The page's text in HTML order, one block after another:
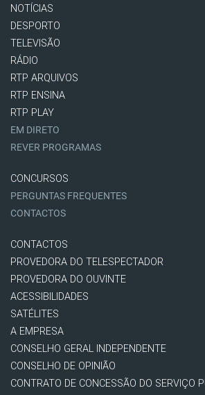
NOTÍCIAS
DESPORTO
TELEVISÃO
RÁDIO
RTP ARQUIVOS
RTP ENSINA
RTP PLAY
EM DIRETO
REVER PROGRAMAS
CONCURSOS
PERGUNTAS FREQUENTES
CONTACTOS
CONTACTOS
PROVEDORA DO TELESPECTADOR
PROVEDORA DO OUVINTE
ACESSIBILIDADES
SATÉLITES
A EMPRESA
CONSELHO GERAL INDEPENDENTE
CONSELHO DE OPINIÃO
CONTRATO DE CONCESSÃO DO SERVIÇO